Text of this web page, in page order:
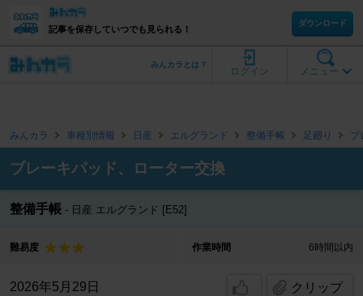
記事を保存していつでも見られる！
ダウンロード
メニュー
ログイン
みんカラとは？
みんカラ 車種別情報 日産 エルグランド 整備手帳 足廻り ブ
ブレーキパッド、ローター交換
整備手帳 日産 エルグランド [E52]
難易度 作業時間 6時間以内
2026年5月29日 クリップ